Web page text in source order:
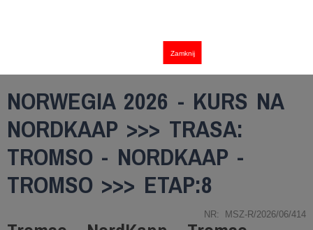
Zamknij
NORWEGIA 2026 - KURS NA
NORDKAAP >>> TRASA:
TROMSO - NORDKAAP -
TROMSO >>> ETAP:8
NR: MSZ-R/2026/06/414